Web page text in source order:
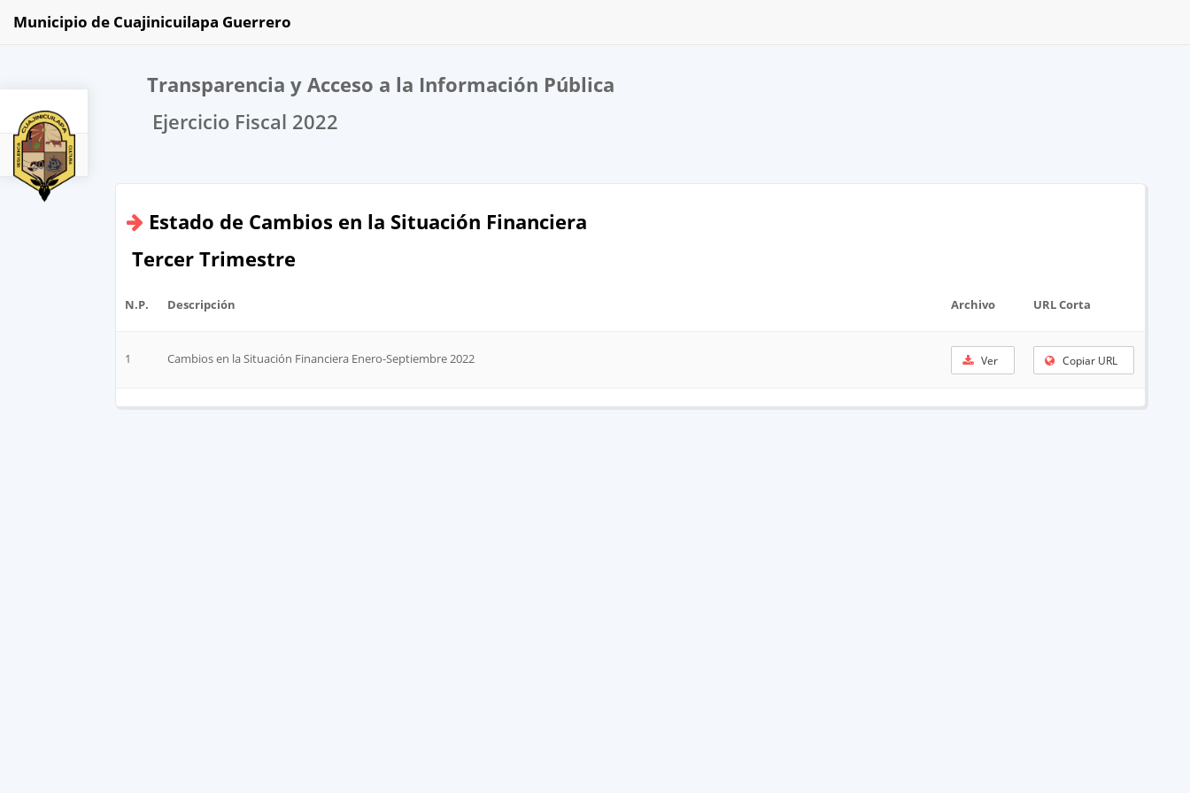
2022
Municipio de Cuajinicuilapa Guerrero
Transparencia y Acceso a la Información Pública
Ejercicio Fiscal 2022
Estado de Cambios en la Situación Financiera
Tercer Trimestre
N.P. Descripción Archivo URL Corta
1 Cambios en la Situación Financiera Enero-Septiembre 2022 Ver Copiar URL